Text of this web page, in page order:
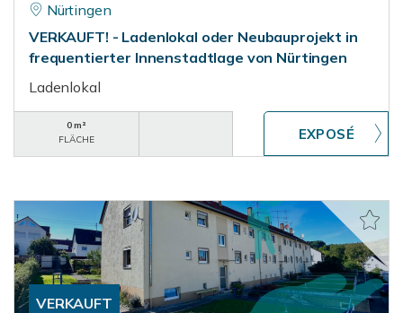
Nürtingen
VERKAUFT! - Ladenlokal oder Neubauprojekt in
frequentierter Innenstadtlage von Nürtingen
Ladenlokal
0 m²
FLÄCHE
VERKAUFT